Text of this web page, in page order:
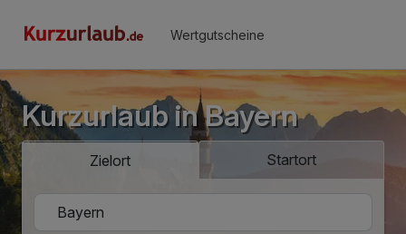
Wertgutscheine
Kurzurlaub in Bayern
Zielort Startort